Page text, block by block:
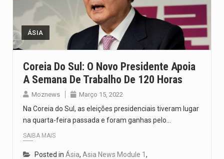
O Departamento de Estado norte-americano confirmou que cidadãos dos Estados…
ÁSIA
Coreia Do Sul: O Novo Presidente Apoia
A Semana De Trabalho De 120 Horas
Moznews Março 15, 2022
Na Coreia do Sul, as eleições presidenciais tiveram lugar
na quarta-feira passada e foram ganhas pelo…
SAIBA MAIS
Posted in Ásia, Asia News Module 1 ,